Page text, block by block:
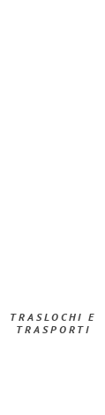
TRASLOCHI E
TRASPORTI​